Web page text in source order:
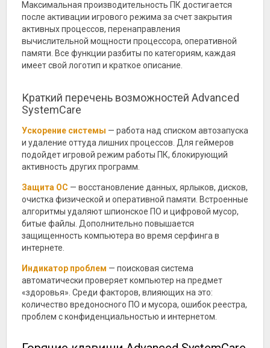
Максимальная производительность ПК достигается
после активации игрового режима за счет закрытия
активных процессов, перенаправления
вычислительной мощности процессора, оперативной
памяти. Все функции разбиты по категориям, каждая
имеет свой логотип и краткое описание.
Краткий перечень возможностей Advanced
SystemCare
Ускорение системы — работа над списком автозапуска
и удаление оттуда лишних процессов. Для геймеров
подойдет игровой режим работы ПК, блокирующий
активность других программ.
Защита ОС — восстановление данных, ярлыков, дисков,
очистка физической и оперативной памяти. Встроенные
алгоритмы удаляют шпионское ПО и цифровой мусор,
битые файлы. Дополнительно повышается
защищенность компьютера во время серфинга в
интернете.
Индикатор проблем — поисковая система
автоматически проверяет компьютер на предмет
«здоровья». Среди факторов, влияющих на это:
количество вредоносного ПО и мусора, ошибок реестра,
проблем с конфиденциальностью и интернетом.